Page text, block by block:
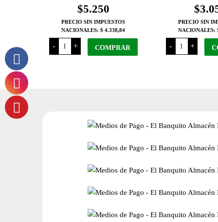
$5.250
PRECIO SIN IMPUESTOS
NACIONALES:$ 4.338,84
-
El
Peregrino
Pan
+ COMPRAR
$
PRECIO SIN
NACIONALES:
-
El
Peregrino
Pan
+